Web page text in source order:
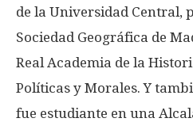
de la Universidad Central,
Sociedad Geográfica de
Real Academia de la
Políticas y Morales. Y
fue estudiante en una